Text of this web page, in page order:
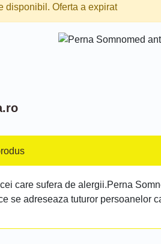
disponibil. Oferta a expirat
care sufera de alergii.Perna
se adreseaza tuturor persoanelor